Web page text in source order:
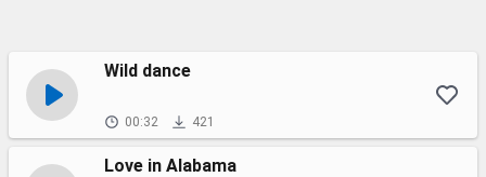
Wild dance
00:32 421
Love in Alabama